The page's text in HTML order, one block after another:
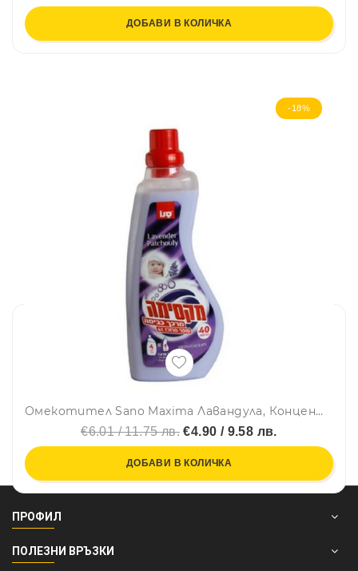
ДОБАВИ В КОЛИЧКА
-18%
Омекотител Sano Maxima Лавандула, Концентрат, 1 л, 40 дози
€6.01 / 11.75 лв. €4.90 / 9.58 лв.
ДОБАВИ В КОЛИЧКА
ПРОФИЛ
ПОЛЕЗНИ ВРЪЗКИ